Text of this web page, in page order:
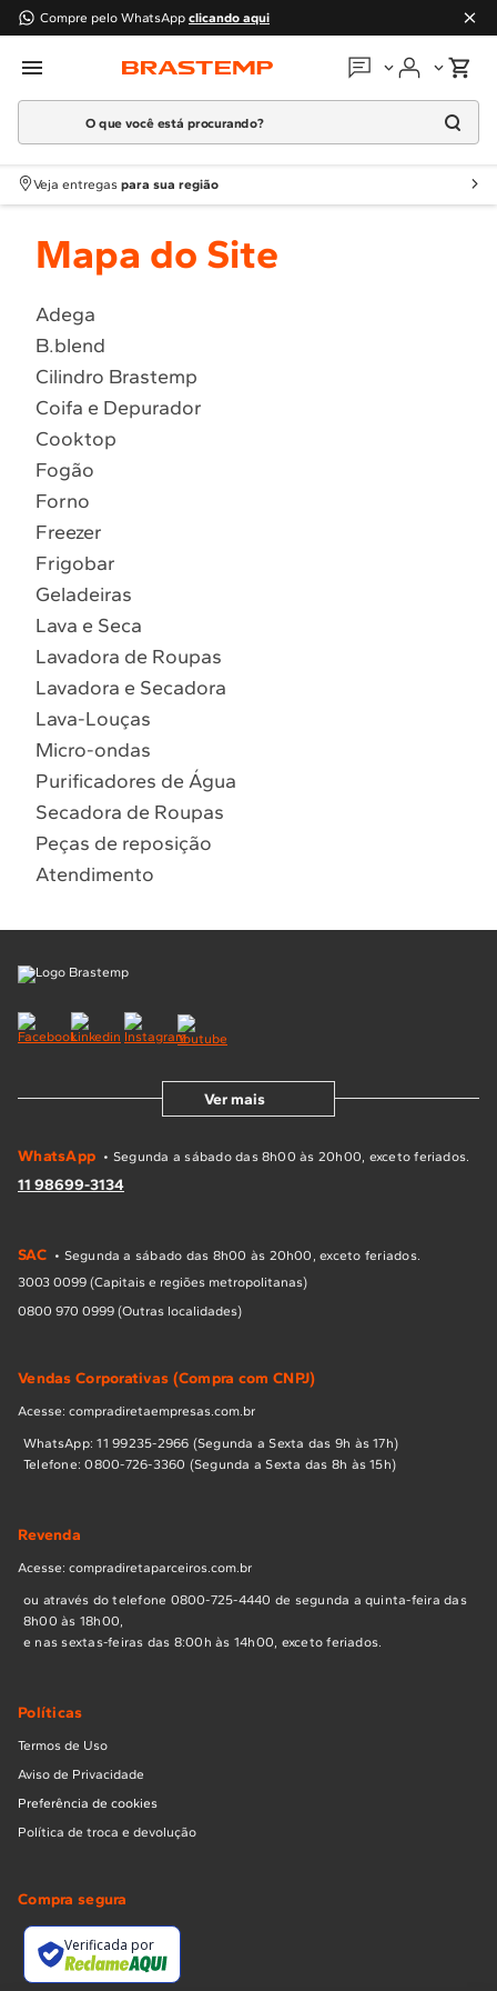
Compre pelo WhatsApp clicando aqui
Em que podemos
Atendimento Brastemp
Localizar assistência técnica
O que você está procurando?
Termos mais buscados
1º Geladeira
2
Fogao
4 º Lava Louça
5 º Cooktop
6º Microondas Brastemp
7º Forno
8º Embutir
9º Lava Seca
Veja entregas para sua região
Mapa do Site
Adega
B.blend
Cilindro Brastemp
Coifa e Depurador
Cooktop
Fogão
Forno
Freezer
Frigobar
Geladeiras
Lava e Seca
Lavadora de Roupas
Lavadora e Secadora
Lava-Louças
Micro-ondas
Purificadores de Água
Secadora de Roupas
Peças de reposição
Atendimento
Ver mais
WhatsApp • Segunda a sábado das 8h00 às 20h00, exceto feriados.
11 98699-3134
SAC • Segunda a sábado das 8h00 às 20h00, exceto feriados.
3003 0099 (Capitais e regiões metropolitanas)
0800 970 0999 (Outras localidades)
Vendas Corporativas (Compra com CNPJ)
Acesse: compradiretaempresas.com.br
WhatsApp: 11 99235-2966 (Segunda a Sexta das 9h às 17h)
Telefone: 0800-726-3360 (Segunda a Sexta das 8h às 15h)
Revenda
Acesse: compradiretaparceiros.com.br
ou através do telefone 0800-725-4440 de segunda a quinta-feira das
8h00 às 18h00,
e nas sextas-feiras das 8:00h às 14h00, exceto feriados.
Políticas
Termos de Uso
Aviso de Privacidade
Preferência de cookies
Política de troca e devolução
Compra segura
Verificada por